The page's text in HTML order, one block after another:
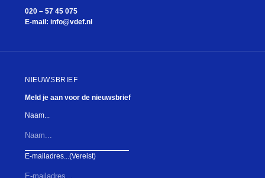
020 – 57 45 075
E-mail: info@vdef.nl
NIEUWSBRIEF
Meld je aan voor de nieuwsbrief
Naam...
E-mailadres...(Vereist)